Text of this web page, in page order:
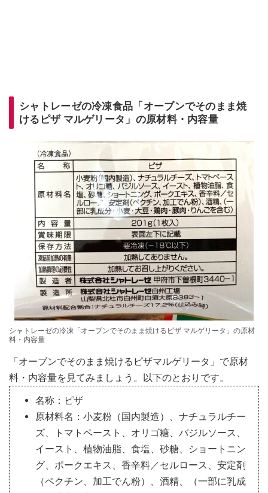
シャトレーゼの冷凍食品「オーブンでそのまま焼
けるピザ マルゲリータ」の原材料・内容量
シャトレーゼの冷凍「オーブンでそのまま焼けるピザ マルゲリータ」の原材
料・内容量
「オーブンでそのまま焼けるピザマルゲリータ」で原材
料・内容量を見てみましょう。以下のとおりです。
名称：ピザ
原材料名：小麦粉（国内製造）、ナチュラルチー
ズ、トマトペースト、オリゴ糖、バジルソース、
イースト、植物油脂、食塩、砂糖、ショートニン
グ、ポークエキス、香辛料／セルロース、安定剤
（ペクチン、加工でん粉）、酒精、（一部に乳成